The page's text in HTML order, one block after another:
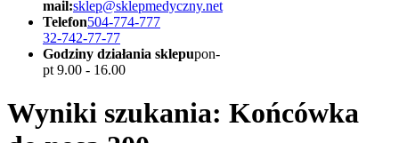
mail:sklep@sklepmedyczny.net
Telefon504-774-777
32-742-77-77
Godziny działania sklepupon-
pt 9.00 - 16.00
Wyniki szukania: Końcówka